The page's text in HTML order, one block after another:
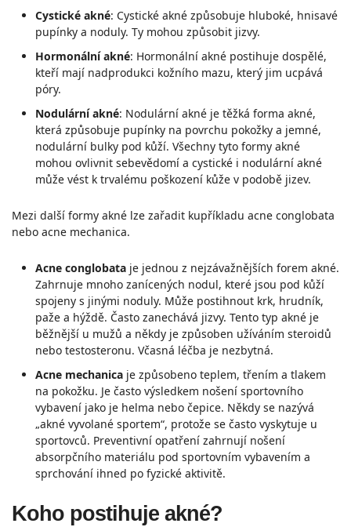
Cystické akné: Cystické akné způsobuje hluboké, hnisavé
pupínky a noduly. Ty mohou způsobit jizvy.
Hormonální akné: Hormonální akné postihuje dospělé,
kteří mají nadprodukci kožního mazu, který jim ucpává
póry.
Nodulární akné: Nodulární akné je těžká forma akné,
která způsobuje pupínky na povrchu pokožky a jemné,
nodulární bulky pod kůží. Všechny tyto formy akné
mohou ovlivnit sebevědomí a cystické i nodulární akné
může vést k trvalému poškození kůže v podobě jizev.
Mezi další formy akné lze zařadit kupříkladu acne conglobata
nebo acne mechanica.
Acne conglobata je jednou z nejzávažnějších forem akné.
Zahrnuje mnoho zanícených nodul, které jsou pod kůží
spojeny s jinými noduly. Může postihnout krk, hrudník,
paže a hýždě. Často zanechává jizvy. Tento typ akné je
běžnější u mužů a někdy je způsoben užíváním steroidů
nebo testosteronu. Včasná léčba je nezbytná.
Acne mechanica je způsobeno teplem, třením a tlakem
na pokožku. Je často výsledkem nošení sportovního
vybavení jako je helma nebo čepice. Někdy se nazývá
„akné vyvolané sportem“, protože se často vyskytuje u
sportovců. Preventivní opatření zahrnují nošení
absorpčního materiálu pod sportovním vybavením a
sprchování ihned po fyzické aktivitě.
Koho postihuje akné?